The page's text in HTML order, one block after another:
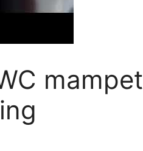
mampet